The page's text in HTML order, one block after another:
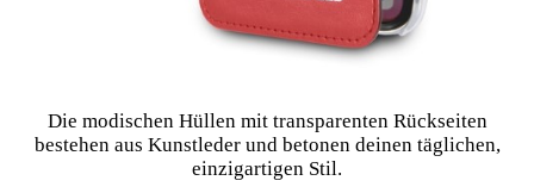
Die modischen Hüllen mit transparenten Rückseiten
bestehen aus Kunstleder und betonen deinen täglichen,
einzigartigen Stil.